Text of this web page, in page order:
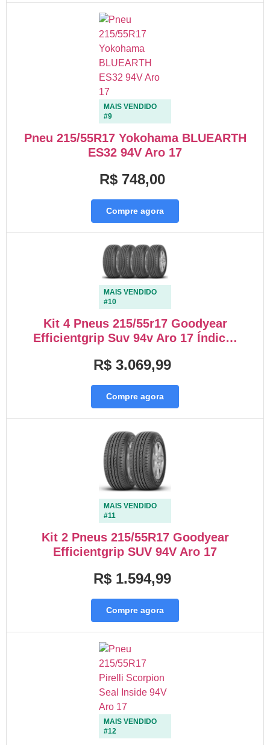
MAIS VENDIDO
#9
Pneu 215/55R17 Yokohama BLUEARTH
ES32 94V Aro 17
R$ 748,00
Compre agora
MAIS VENDIDO
#10
Kit 4 Pneus 215/55r17 Goodyear
Efficientgrip Suv 94v Aro 17 Índic…
R$ 3.069,99
Compre agora
MAIS VENDIDO
#11
Kit 2 Pneus 215/55R17 Goodyear
Efficientgrip SUV 94V Aro 17
R$ 1.594,99
Compre agora
MAIS VENDIDO
#12